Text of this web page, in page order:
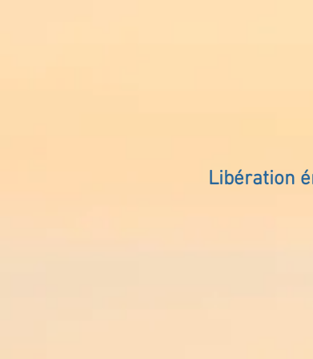
Libération